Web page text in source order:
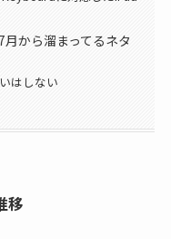
から溜まってるネタ
はしない
移